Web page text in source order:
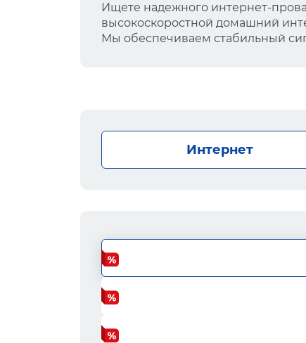
Ищете надежного интернет-
высокоскоростной домашний
Мы обеспечиваем стабильный
Интернет